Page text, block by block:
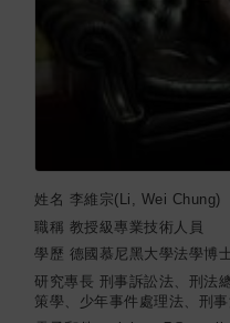
姓名 李維宗(Li, Wei Chung)
職稱 教授級專業技術人員
學歷 德國慕尼黑大學法學博
研究專長 刑事訴訟法、刑法
策學、少年事件處理法、刑